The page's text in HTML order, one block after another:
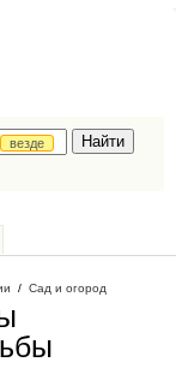
везде
/ Сад и огород